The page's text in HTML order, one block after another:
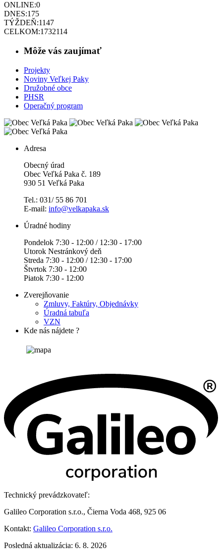
ONLINE:0
DNES:175
TÝŽDEŇ:1147
CELKOM:1732114
Môže vás zaujímať
Projekty
Noviny Veľkej Paky
Družobné obce
PHSR
Operačný program
Adresa
Obecný úrad
Obec Veľká Paka č. 189
930 51 Veľká Paka
Tel.: 031/ 55 86 701
E-mail: info@velkapaka.sk
Úradné hodiny
Pondelok 7:30 - 12:00 / 12:30 - 17:00
Utorok Nestránkový deň
Streda 7:30 - 12:00 / 12:30 - 17:00
Štvrtok 7:30 - 12:00
Piatok 7:30 - 12:00
Zverejňovanie
Zmluvy, Faktúry, Objednávky
Úradná tabuľa
VZN
Kde nás nájdete ?
Technický prevádzkovateľ:
Galileo Corporation s.r.o., Čierna Voda 468, 925 06
Kontakt: Galileo Corporation s.r.o.
Posledná aktualizácia: 6. 8. 2026